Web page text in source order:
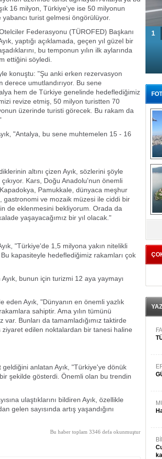
16 milyon, Türkiye'ye ise 50 milyonun
yabancı turist gelmesi öngörülüyor.
Federasyonu (TÜROFED) Başkanı
yaptığı açıklamada, geçen yıl güzel bir
bu temponun yılın ilk aylarında
ettiğini söyledi.
konuştu: "Şu anki erken rezervasyon
derece umutlandırıyor. Bu sene
hem de Türkiye genelinde hedeflediğimiz
revize etmiş, 50 milyon turistten 70
üzerinde turisti görecek. Bu rakam da
"Antalya, bu sene muhtemelen 15 - 16
altını çizen Ayık, sözlerini şöyle
Kars, Doğu Anadolu'nun önemli
Pamukkale, dünyaca meşhur
ve mozaik müzesi ile ciddi bir
de eklenmesini bekliyorum. Orada da
yaşayacağımız bir yıl olacak."
"Türkiye'de 1,5 milyona yakın nitelikli
Bu kapasiteyle hedeflediğimiz rakamları çok
bunun için turizmi 12 aya yaymayı
eden Ayık, "Dünyanın en önemli yazlık
sahiptir. Ama yılın tümünü
Bunları da tamamladığımız taktirde
edilen noktalardan bir tanesi haline
anlatan Ayık, "Türkiye'ye dönük
şekilde gösterdi. Önemli olan bu trendin
ulaştıklarını bildiren Ayık, özellikle
gelen sayısında artış yaşandığını
Bu haber toplam 3346 defa okunmuştur
1